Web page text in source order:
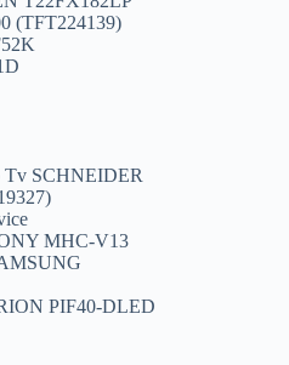
(TFT224139)
Tv SCHNEIDER
MHC-V13
PIF40-DLED